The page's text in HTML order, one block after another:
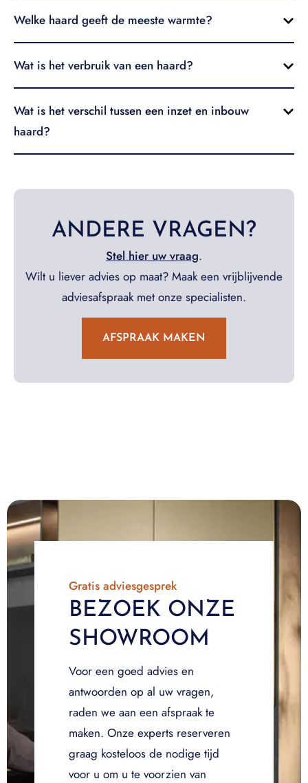
Welke haard geeft de meeste warmte?
Wat is het verbruik van een haard?
Wat is het verschil tussen een inzet en inbouw
haard?
ANDERE VRAGEN?
Stel hier uw vraag.
Wilt u liever advies op maat? Maak een vrijblijvende
adviesafspraak met onze specialisten.
AFSPRAAK MAKEN
Gratis adviesgesprek
BEZOEK ONZE
SHOWROOM
Voor een goed advies en
antwoorden op al uw vragen,
raden we aan een afspraak te
maken. Onze experts reserveren
graag kosteloos de nodige tijd
voor u om u te voorzien van